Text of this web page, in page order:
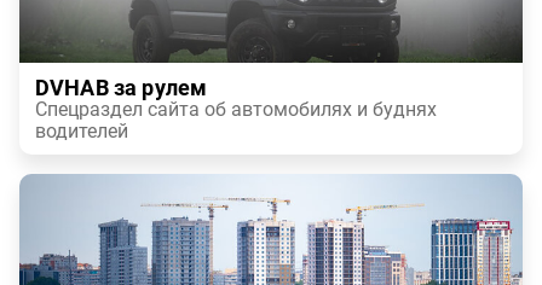
DVHAB за рулем
Спецраздел сайта об автомобилях и буднях
водителей